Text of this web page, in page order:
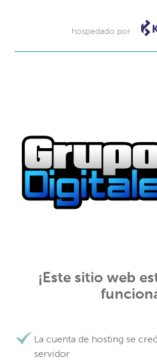
hospedado por
¡Este sitio web
La cuenta de hosting se
servidor